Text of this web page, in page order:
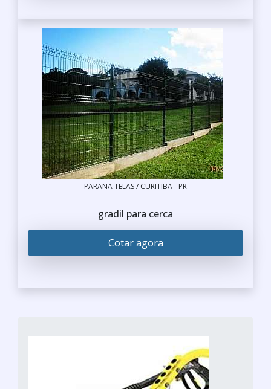
PARANA TELAS / CURITIBA - PR
gradil para cerca
Cotar agora